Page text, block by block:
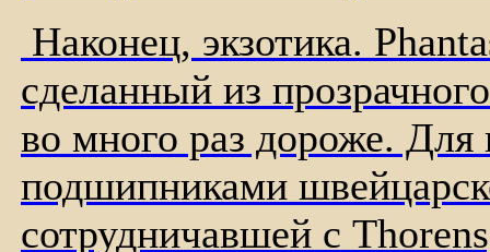
Наконец, экзотика.
сделанный из
во много раз дороже. Для
подшипниками
сотрудничавшей с